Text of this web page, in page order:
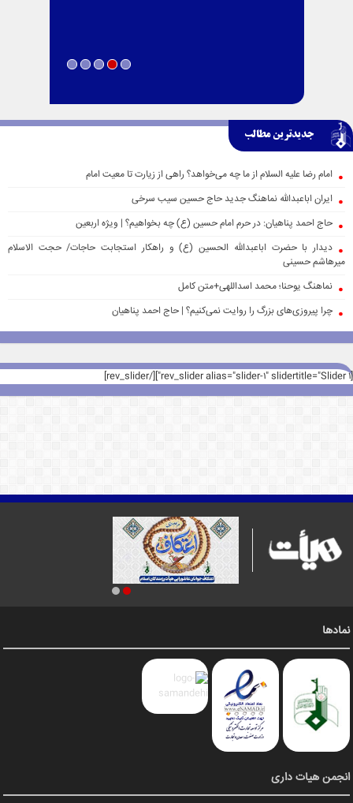
جدیدترین مطالب
امام رضا علیه السلام از ما چه می‌خواهد؟ راهی از زیارت تا معیت امام
ایران اباعبدالله نماهنگ جدید حاج حسین سیب سرخی
حاج احمد پناهیان: در حرم امام حسین (ع) چه بخواهیم؟ | ویژه اربعین
دیدار با حضرت اباعبدالله الحسین (ع) و راهکار استجابت حاجات/ حجت الاسلام
میرهاشم حسینی
نماهنگ یوحنا؛ محمد اسداللهی+متن کامل
چرا پیروزی‌های بزرگ را روایت نمی‌کنیم؟ | حاج احمد پناهیان
[rev_slider alias="slider-1" slidertitle="Slider 1"][/rev_slider]
نمادها
انجمن هیات داری